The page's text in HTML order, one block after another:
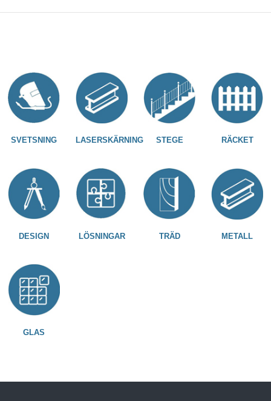
SVETSNING LASERSKÄRNING STEGE RÄCKET
DESIGN LÖSNINGAR TRÄD METALL
GLAS